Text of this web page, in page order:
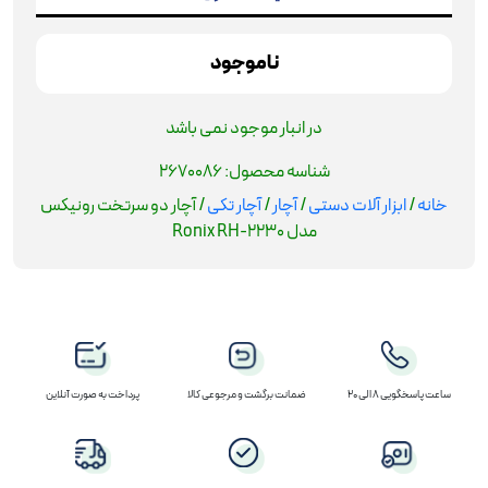
ناموجود
در انبار موجود نمی باشد
شناسه محصول:2670086
خانه/ابزار آلات دستی/آچار/آچار تکی/ آچار دو سرتخت رونیکس
مدل Ronix RH-2230
ساعت پاسخگویی 8 الی 20 ضمانت برگشت و مرجوعی کالا پرداخت به صورت آنلاین